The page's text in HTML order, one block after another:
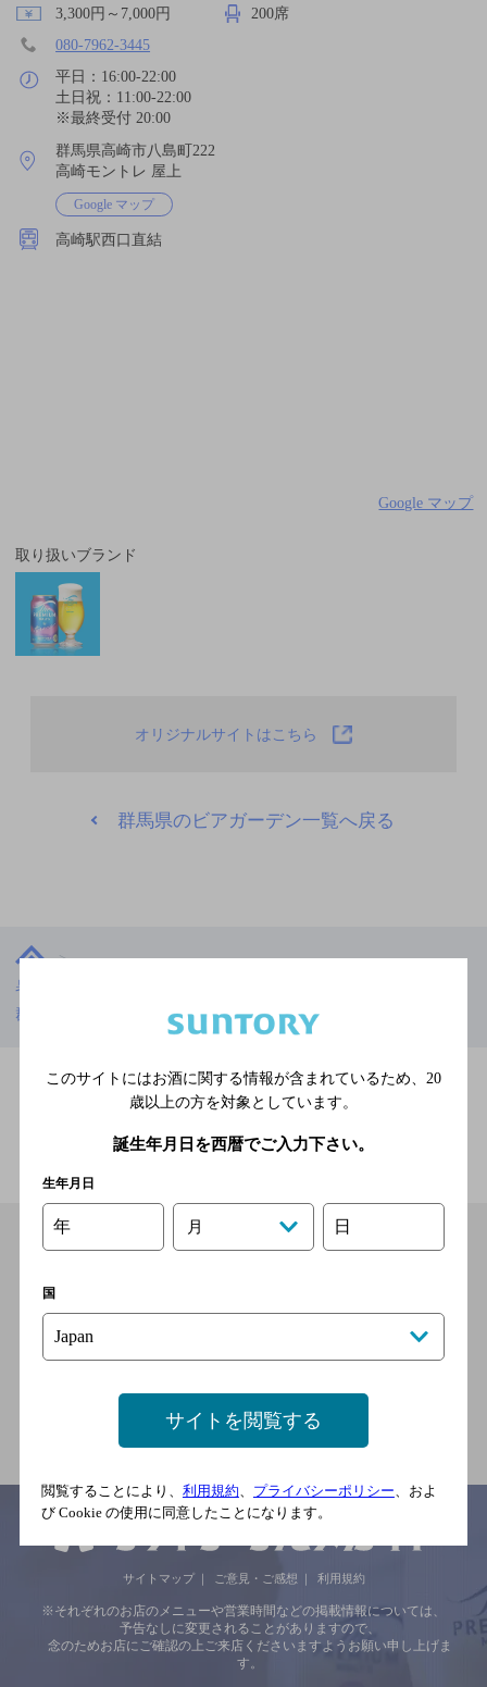
暑い夏には、うまいビールで乾杯！ビアガーデン特集
群馬県
アーバンアースBBQ高崎モントレー店
3,300円～7,000円
200席
080-7962-3445
平日：16:00-22:00
土日祝：11:00-22:00
※最終受付 20:00
群馬県高崎市八島町222
高崎モントレ 屋上
Google マップ
高崎駅西口直結
Google マップ
取り扱いブランド
オリジナルサイトはこちら
群馬県のビアガーデン一覧へ戻る
サイトマップ ご意見・ご感想 利用規約
※それぞれのお店のメニューや営業時間などの掲載情報については、
予告なしに変更されることがありますので、
念のためお店にご確認の上ご来店くださいますようお願い申し上げま
す。
このサイトにはお酒に関する情報が含まれているため、 20
歳以上の方を対象としています。
誕生年月日を西暦でご入力下さい。
生年月日
年 月 日
国
サイトを閲覧する
閲覧することにより、 利用規約 プライバシーポリシー 、およ
び Cookie の使用に同意したことになります。